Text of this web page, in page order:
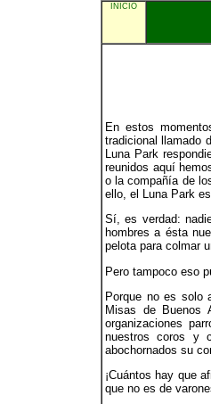
INICIO
En estos
tradicional llamado
Luna Park
reunidos aquí
o la compañía de
ello, el Luna Park
Sí, es verdad:
hombres a ésta
pelota para colmar
Pero tampoco eso
Porque no es solo
Misas de Buenos
organizaciones
nuestros coros y
abochornados su
¡Cuántos hay que
que no es de